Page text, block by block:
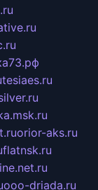
tesiaes.ru
orior-aks.ru
flatnsk.ru
ooo-driada.ru